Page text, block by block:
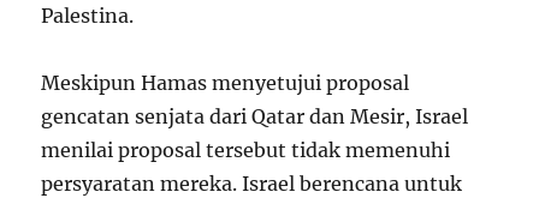
Palestina.
Meskipun Hamas menyetujui proposal
gencatan senjata dari Qatar dan Mesir, Israel
menilai proposal tersebut tidak memenuhi
persyaratan mereka. Israel berencana untuk